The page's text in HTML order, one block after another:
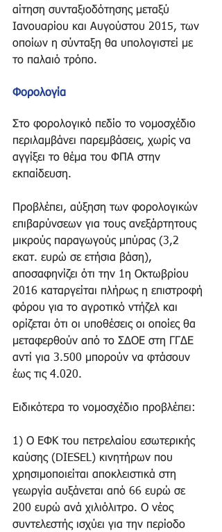
αίτηση συνταξιοδότησης μεταξύ
Ιανουαρίου και Αυγούστου 2015, των
οποίων η σύνταξη θα υπολογιστεί με
το παλαιό τρόπο.
Φορολογία
Στο φορολογικό πεδίο το νομοσχέδιο
περιλαμβάνει παρεμβάσεις, χωρίς να
αγγίξει το θέμα του ΦΠΑ στην
εκπαίδευση.
Προβλέπει, αύξηση των φορολογικών
επιβαρύνσεων για τους ανεξάρτητους
μικρούς παραγωγούς μπύρας (3,2
εκατ. ευρώ σε ετήσια βάση),
αποσαφηνίζει ότι την 1η Οκτωβρίου
2016 καταργείται πλήρως η επιστροφή
φόρου για το αγροτικό ντήζελ και
ορίζεται ότι οι υποθέσεις οι οποίες θα
μεταφερθούν από το ΣΔΟΕ στη ΓΓΔΕ
αντί για 3.500 μπορούν να φτάσουν
έως τις 4.020.
Ειδικότερα το νομοσχέδιο προβλέπει:
1) Ο ΕΦΚ του πετρελαίου εσωτερικής
καύσης (DIESEL) κινητήρων που
χρησιμοποιείται αποκλειστικά στη
γεωργία αυξάνεται από 66 ευρώ σε
200 ευρώ ανά χιλιόλιτρο. Ο νέος
συντελεστής ισχύει για την περίοδο